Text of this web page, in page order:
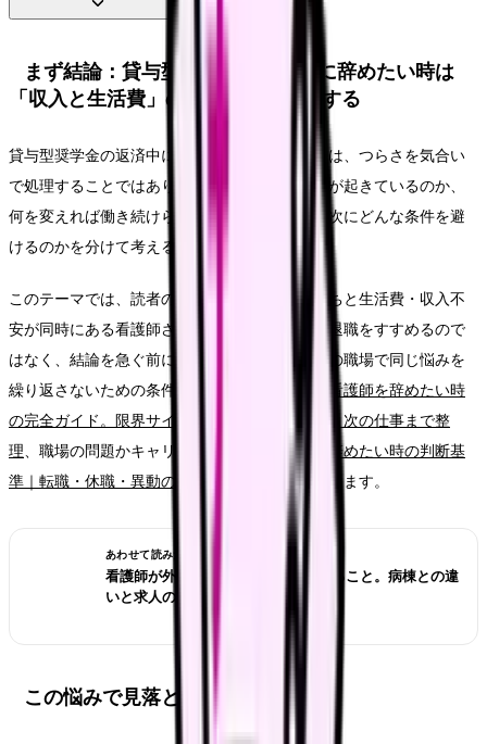
まず結論：貸与型奨学金の返済中に辞めたい時は
「収入と生活費」の問題として整理する
貸与型奨学金の返済中に辞めたい時に大切なのは、つらさを気合い
で処理することではありません。今の職場で何が起きているのか、
何を変えれば働き続けられるのか、離れるなら次にどんな条件を避
けるのかを分けて考えることです。
このテーマでは、読者の中心を「辞めたい気持ちと生活費・収入不
安が同時にある看護師さん」に置きます。単に退職をすすめるので
はなく、結論を急ぐ前に確認したいことと、次の職場で同じ悩みを
繰り返さないための条件を整理します。大枠は
看護師を辞めたい時
の完全ガイド。限界サイン・お金・退職手続き・次の仕事まで整
理 、職場の問題かキャリアの問題かは
看護師を辞めたい時の判断基
準｜転職・休職・異動のどれを選ぶ？
で確認できます。
あわせて読みたい
看護師が外来へ転職する前に確認すること。病棟との違
いと求人の見方
この悩みで見落としやすいリスク